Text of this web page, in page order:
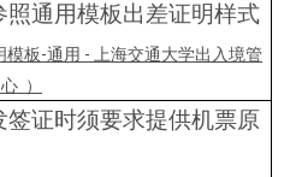
照通用模板出差证明样式
模板-通用 - 上海交通大学出入境管
）
签证时须要求提供机票原